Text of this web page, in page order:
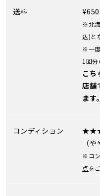
送料 ¥650
※北
込)と
※一
1回分
こち
店舗
ます。
コンディション
（
※コ
点を